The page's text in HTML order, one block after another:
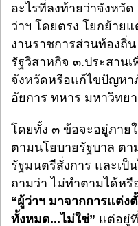
อะไรที่ลงท้ายว่าจังหวั
ว่าฯ โดยตรง โยกย้าย
งานราชการส่วนท้องถิ่
รัฐวิสาหกิจ ๓.ประสาน
จังหวัดหรือแก้ไขปัญหา
อัยการ ทหาร มหาวิทย
โดยทั้ง ๓ ข้อจะอยู่ภาย
ตามนโยบายรัฐบาล ต
รัฐมนตรีสั่งการ และเ
ถามว่า ไม่ทำตามได้ห
“ผู้ว่าฯ มาจากการแต่ง
ทั้งหมด...ไม่ใช่” แต่อยู่